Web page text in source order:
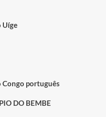
Uíge
português
DO BEMBE